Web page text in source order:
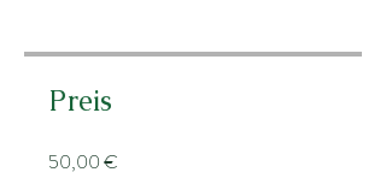
Preis
50,00 €